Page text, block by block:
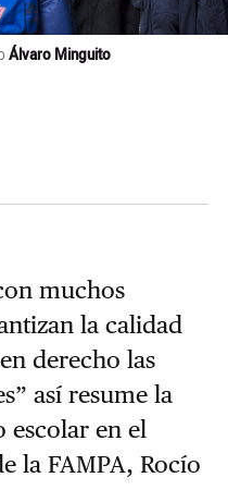
Álvaro Minguito
muchos
la calidad
derecho las
así resume la
escolar en el
la FAMPA, Rocío